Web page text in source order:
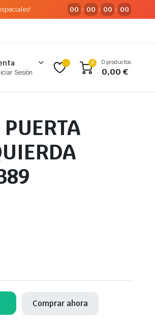
00 : 00 : 00 : 00
Sesión
0 0 productos
0,00€
Comprar ahora